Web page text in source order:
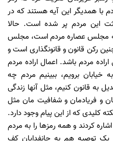
همدیگر این آیه هستند که در
این مردم پر شده است. حالا
مجلس عصاره مردم است، مجلس
رکن قانون و قانونگذاری است و
مردم باشد. اعمال اراده مردم
برویم، ببینیم مردم چه
به قانون کنیم، مثل آنها زندگی
و فریادمان و شفافیت مان مثل
کلیدی که از این پیام وجود دارد.
کردند و همه رمز‌ها را به مردم